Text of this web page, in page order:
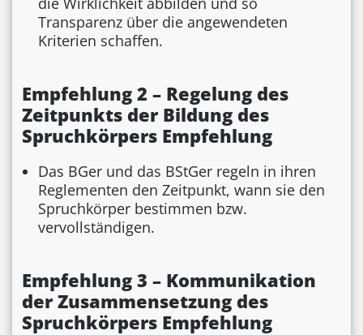
Transparenz über die angewendeten
Kriterien schaffen.
Empfehlung 2 – Regelung des
Zeitpunkts der Bildung des
Spruchkörpers Empfehlung
Das BGer und das BStGer regeln in ihren
Reglementen den Zeitpunkt, wann sie den
Spruchkörper bestimmen bzw.
vervollständigen.
Empfehlung 3 – Kommunikation
der Zusammensetzung des
Spruchkörpers Empfehlung